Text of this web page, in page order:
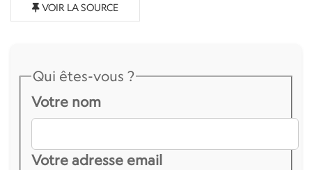
VOIR LA SOURCE
Qui êtes-vous ?
Votre nom
Votre adresse email